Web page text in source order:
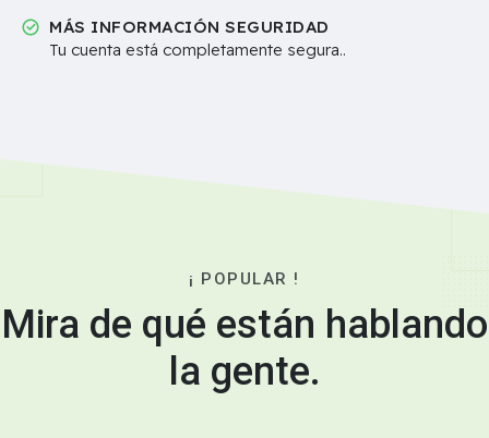
MÁS INFORMACIÓN SEGURIDAD
Tu cuenta está completamente segura..
¡ POPULAR !
Mira de qué están hablando
la gente.